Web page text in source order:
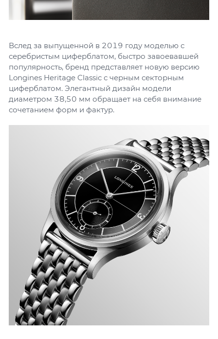
Вслед за выпущенной в 2019 году моделью с
серебристым циферблатом, быстро завоевавшей
популярность, бренд представляет новую версию
Longines Heritage Classic с черным секторным
циферблатом. Элегантный дизайн модели
диаметром 38,50 мм обращает на себя внимание
сочетанием форм и фактур.